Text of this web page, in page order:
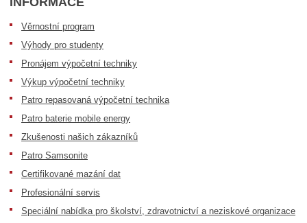
Věrnostní program
Výhody pro studenty
Pronájem výpočetní techniky
Výkup výpočetní techniky
Patro repasovaná výpočetní technika
Patro baterie mobile energy
Zkušenosti našich zákazníků
Patro Samsonite
Certifikované mazání dat
Profesionální servis
Speciální nabídka pro školství, zdravotnictví a neziskové organizace